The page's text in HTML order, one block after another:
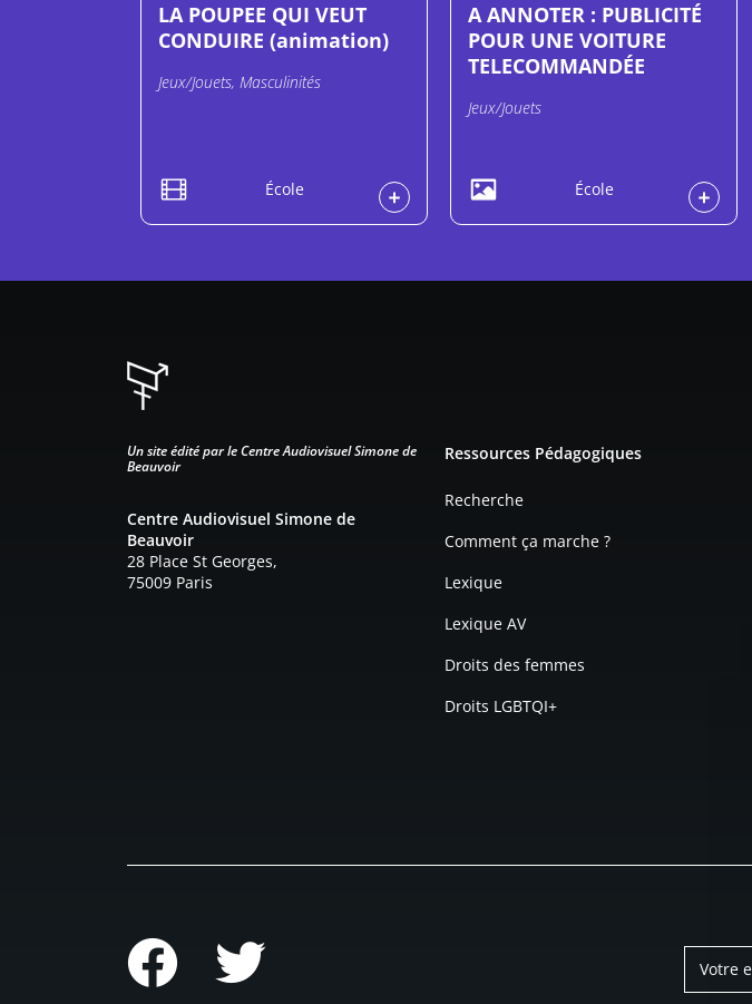
LA POUPEE QUI VEUT
CONDUIRE (animation)
Jeux/Jouets, Masculinités
École
A ANNOTER : PUBLICITÉ
POUR UNE VOITURE
TELECOMMANDÉE
Jeux/Jouets
École
Un site édité par le Centre Audiovisuel Simone de
Beauvoir
Centre Audiovisuel Simone de
Beauvoir
28 Place St Georges,
75009 Paris
Ressources Pédagogiques
Recherche
Comment ça marche ?
Lexique
Lexique AV
Droits des femmes
Droits LGBTQI+